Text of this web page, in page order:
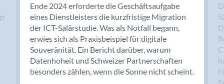
Bendern
Benken (SG)
Bergdietikon
Berlin
Bern
Bern - Liebefeld
Ende 2024 erforderte die Geschäftsaufgabe
eines Dienstleisters die kurzfristige Migration
der ICT-Salärstudie. Was als Notfall begann,
erwies sich als Praxisbeispiel für digitale
Souveränität. Ein Bericht darüber, warum
Datenhoheit und Schweizer Partnerschaften
besonders zählen, wenn die Sonne nicht scheint.